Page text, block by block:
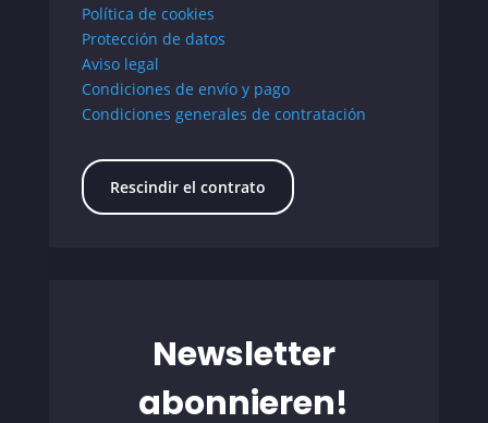
Política de cookies
Protección de datos
Aviso legal
Condiciones de envío y pago
Condiciones generales de contratación
Rescindir el contrato
Newsletter
abonnieren!